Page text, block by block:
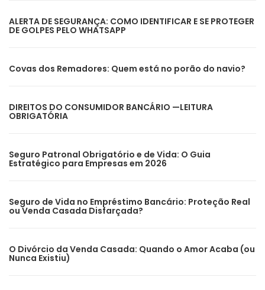
ALERTA DE SEGURANÇA: COMO IDENTIFICAR E SE PROTEGER
DE GOLPES PELO WHATSAPP
Covas dos Remadores: Quem está no porão do navio?
DIREITOS DO CONSUMIDOR BANCÁRIO —LEITURA
OBRIGATÓRIA
Seguro Patronal Obrigatório e de Vida: O Guia
Estratégico para Empresas em 2026
Seguro de Vida no Empréstimo Bancário: Proteção Real
ou Venda Casada Disfarçada?
O Divórcio da Venda Casada: Quando o Amor Acaba (ou
Nunca Existiu)